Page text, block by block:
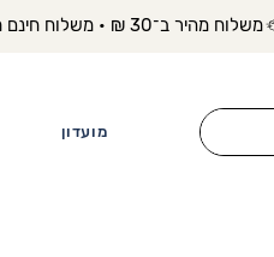
מועדון